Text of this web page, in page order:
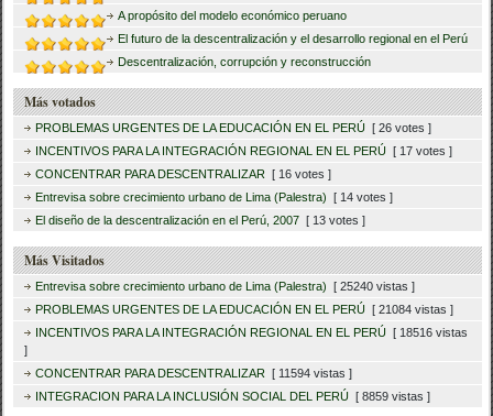
A propósito del modelo económico peruano
El futuro de la descentralización y el desarrollo regional en el Perú
Descentralización, corrupción y reconstrucción
Más votados
PROBLEMAS URGENTES DE LA EDUCACIÓN EN EL PERÚ [ 26 votes ]
INCENTIVOS PARA LA INTEGRACIÓN REGIONAL EN EL PERÚ [ 17 votes ]
CONCENTRAR PARA DESCENTRALIZAR [ 16 votes ]
Entrevisa sobre crecimiento urbano de Lima (Palestra) [ 14 votes ]
El diseño de la descentralización en el Perú, 2007 [ 13 votes ]
Más Visitados
Entrevisa sobre crecimiento urbano de Lima (Palestra) [ 25240 vistas ]
PROBLEMAS URGENTES DE LA EDUCACIÓN EN EL PERÚ [ 21084 vistas ]
INCENTIVOS PARA LA INTEGRACIÓN REGIONAL EN EL PERÚ [ 18516 vistas
]
CONCENTRAR PARA DESCENTRALIZAR [ 11594 vistas ]
INTEGRACION PARA LA INCLUSIÓN SOCIAL DEL PERÚ [ 8859 vistas ]